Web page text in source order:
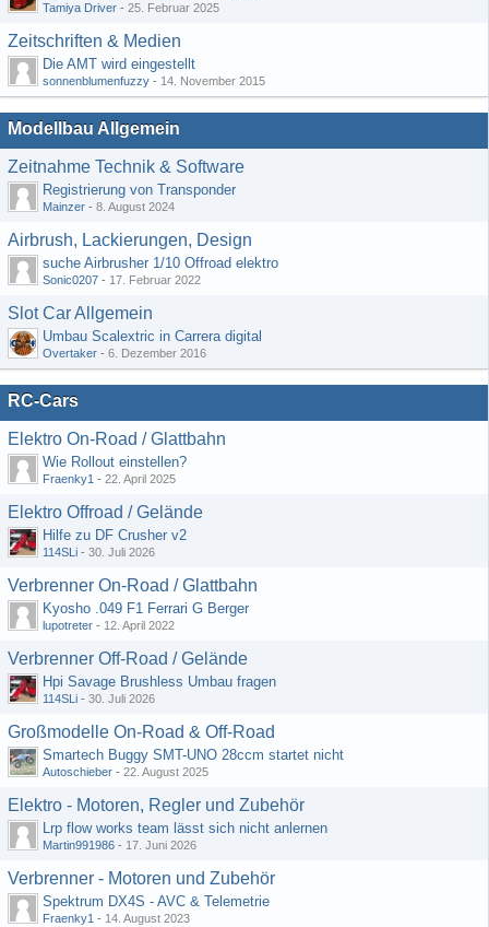
Tamiya Driver - 25. Februar 2025
Zeitschriften & Medien
Die AMT wird eingestellt
sonnenblumenfuzzy - 14. November 2015
Modellbau Allgemein
Zeitnahme Technik & Software
Registrierung von Transponder
Mainzer - 8. August 2024
Airbrush, Lackierungen, Design
suche Airbrusher 1/10 Offroad elektro
Sonic0207 - 17. Februar 2022
Slot Car Allgemein
Umbau Scalextric in Carrera digital
Overtaker - 6. Dezember 2016
RC-Cars
Elektro On-Road / Glattbahn
Wie Rollout einstellen?
Fraenky1 - 22. April 2025
Elektro Offroad / Gelände
Hilfe zu DF Crusher v2
114SLi - 30. Juli 2026
Verbrenner On-Road / Glattbahn
Kyosho .049 F1 Ferrari G Berger
lupotreter - 12. April 2022
Verbrenner Off-Road / Gelände
Hpi Savage Brushless Umbau fragen
114SLi - 30. Juli 2026
Großmodelle On-Road & Off-Road
Smartech Buggy SMT-UNO 28ccm startet nicht
Autoschieber - 22. August 2025
Elektro - Motoren, Regler und Zubehör
Lrp flow works team lässt sich nicht anlernen
Martin991986 - 17. Juni 2026
Verbrenner - Motoren und Zubehör
Spektrum DX4S - AVC & Telemetrie
Fraenky1 - 14. August 2023